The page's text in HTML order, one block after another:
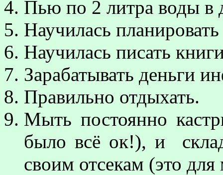
Пью по 2 литра воды в
Научилась
Научилась писать
Зарабатывать деньги
Правильно отдыхать.
Мыть постоянно
было всё ок!), и
своим отсекам (это